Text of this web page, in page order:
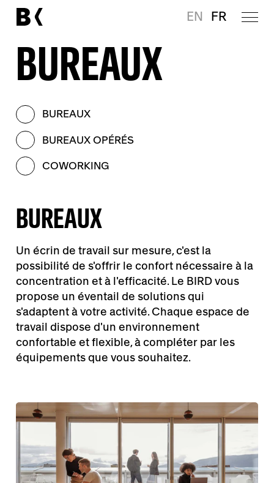
EN FR
BUREAUX
BUREAUX
BUREAUX OPÉRÉS
COWORKING
BUREAUX
Un écrin de travail sur mesure, c'est la
possibilité de s'offrir le confort nécessaire à la
concentration et à l'efficacité. Le BIRD vous
propose un éventail de solutions qui
s'adaptent à votre activité. Chaque espace de
travail dispose d'un environnement
confortable et flexible, à compléter par les
équipements que vous souhaitez.